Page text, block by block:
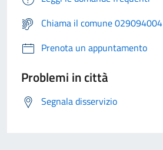
Chiama il comune 029094004
Prenota un appuntamento
Problemi in città
Segnala disservizio